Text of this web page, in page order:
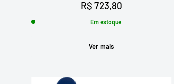
Preço
promocional
R$ 723,80
Em estoque
Ver mais